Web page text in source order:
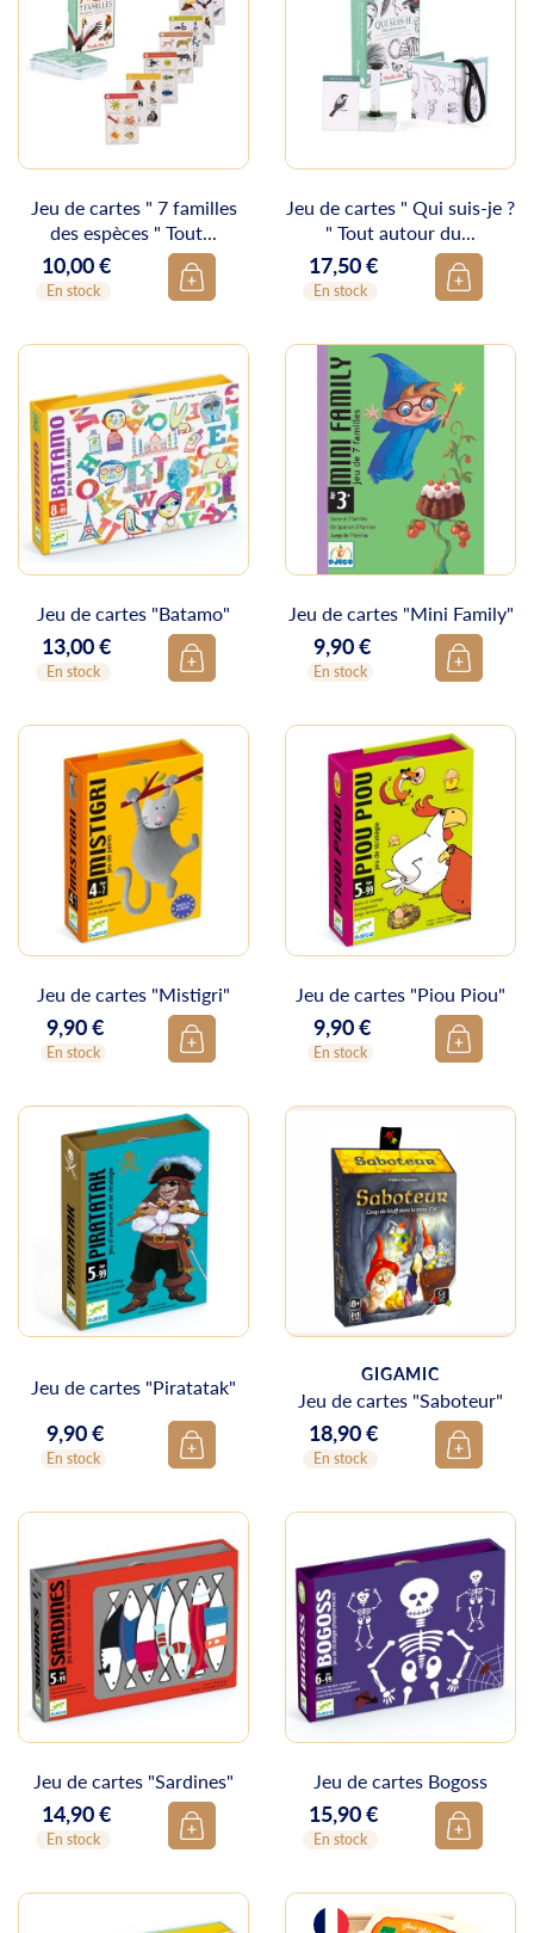
Jeu de cartes " 7 familles
des espèces " Tout...
Prix
10,00 €
En stock
Jeu de cartes " Qui suis-je ?
" Tout autour du...
Prix
17,50 €
En stock
Jeu de cartes "Batamo"
Prix
13,00 €
En stock
Jeu de cartes "Mini Family"
Prix
9,90 €
En stock
Jeu de cartes "Mistigri"
Prix
9,90 €
En stock
Jeu de cartes "Piou Piou"
Prix
9,90 €
En stock
Jeu de cartes "Piratatak"
Prix
9,90 €
En stock
GIGAMIC
Jeu de cartes "Saboteur"
Prix
18,90 €
En stock
Jeu de cartes "Sardines"
Prix
14,90 €
En stock
Jeu de cartes Bogoss
Prix
15,90 €
En stock